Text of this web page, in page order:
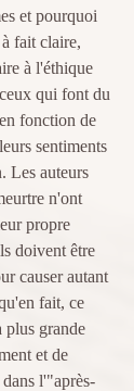
et pourquoi
fait claire,
à l'éthique
qui font du
fonction de
sentiments
Les auteurs
n'ont
propre
doivent être
causer autant
fait, ce
plus grande
et de
l'"après-